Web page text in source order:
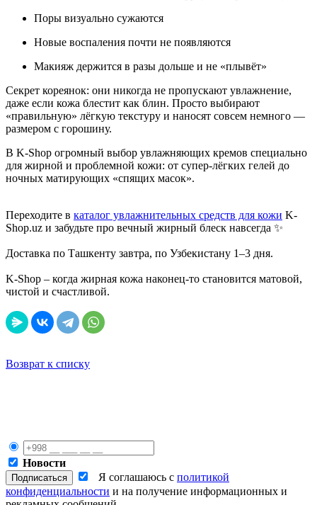
Поры визуально сужаются
Новые воспаления почти не появляются
Макияж держится в разы дольше и не «плывёт»
Секрет кореянок: они никогда не пропускают увлажнение,
даже если кожа блестит как блин. Просто выбирают
«правильную» лёгкую текстуру и наносят совсем немного —
размером с горошину.
В K-Shop огромный выбор увлажняющих кремов специально
для жирной и проблемной кожи: от супер-лёгких гелей до
ночных матирующих «спящих масок».
Переходите в каталог увлажнительных средств для кожи K-
Shop.uz и забудьте про вечный жирный блеск навсегда ✨
Доставка по Ташкенту завтра, по Узбекистану 1–3 дня.
K-Shop – когда жирная кожа наконец-то становится матовой,
чистой и счастливой.
Возврат к списку
Новости
Я соглашаюсь с политикой
конфиденциальности и на получение информационных и